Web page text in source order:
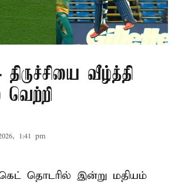
வீழ்த்தி
வெற்றி
1:41 pm
தொடரில் இன்று மதியம்